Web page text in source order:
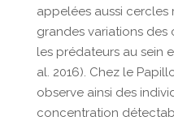
appelées aussi cercles
grandes variations
les prédateurs au sein
al. 2016). Chez le
observe ainsi des
concentration